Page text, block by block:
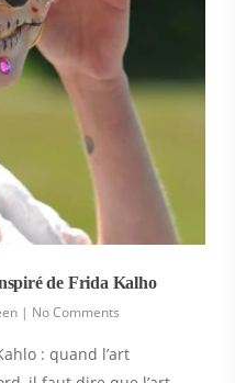
de Frida Kalho
| No Comments
: quand l’art